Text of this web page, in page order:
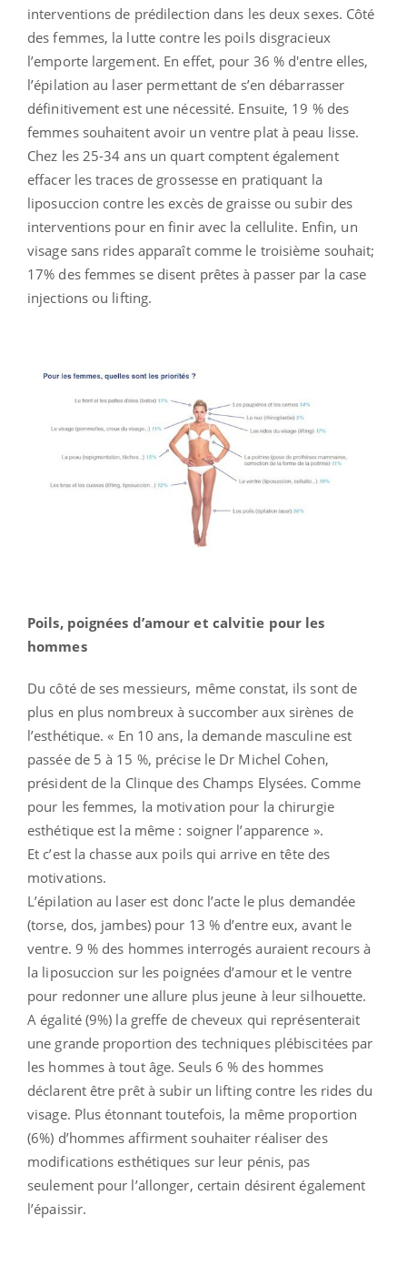
interventions de prédilection dans les deux sexes. Côté
des femmes, la lutte contre les poils disgracieux
l’emporte largement. En effet, pour 36 % d'entre elles,
l’épilation au laser permettant de s’en débarrasser
définitivement est une nécessité. Ensuite, 19 % des
femmes souhaitent avoir un ventre plat à peau lisse.
Chez les 25-34 ans un quart comptent également
effacer les traces de grossesse en pratiquant la
liposuccion contre les excès de graisse ou subir des
interventions pour en finir avec la cellulite. Enfin, un
visage sans rides apparaît comme le troisième souhait;
17% des femmes se disent prêtes à passer par la case
injections ou lifting.
Poils, poignées d’amour et calvitie pour les
hommes
Du côté de ses messieurs, même constat, ils sont de
plus en plus nombreux à succomber aux sirènes de
l’esthétique. « En 10 ans, la demande masculine est
passée de 5 à 15 %, précise le Dr Michel Cohen,
président de la Clinque des Champs Elysées. Comme
pour les femmes, la motivation pour la chirurgie
esthétique est la même : soigner l’apparence ».
Et c’est la chasse aux poils qui arrive en tête des
motivations.
L’épilation au laser est donc l’acte le plus demandée
(torse, dos, jambes) pour 13 % d’entre eux, avant le
ventre. 9 % des hommes interrogés auraient recours à
la liposuccion sur les poignées d’amour et le ventre
pour redonner une allure plus jeune à leur silhouette.
A égalité (9%) la greffe de cheveux qui représenterait
une grande proportion des techniques plébiscitées par
les hommes à tout âge. Seuls 6 % des hommes
déclarent être prêt à subir un lifting contre les rides du
visage. Plus étonnant toutefois, la même proportion
(6%) d’hommes affirment souhaiter réaliser des
modifications esthétiques sur leur pénis, pas
seulement pour l’allonger, certain désirent également
l’épaissir.